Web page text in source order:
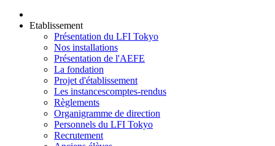
Etablissement
Présentation du LFI Tokyo
Nos installations
Présentation de l'AEFE
La fondation
Projet d'établissement
Les instancescomptes-rendus
Règlements
Organigramme de direction
Personnels du LFI Tokyo
Recrutement